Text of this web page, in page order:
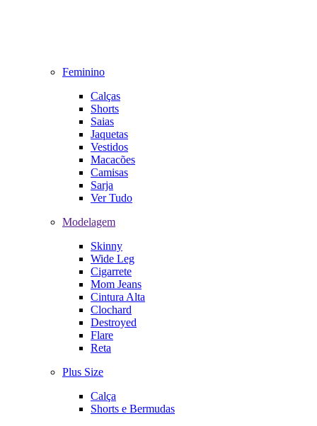
Feminino
Calças
Shorts
Saias
Jaquetas
Vestidos
Macacões
Camisas
Sarja
Ver Tudo
Modelagem
Skinny
Wide Leg
Cigarrete
Mom Jeans
Cintura Alta
Clochard
Destroyed
Flare
Reta
Plus Size
Calça
Shorts e Bermudas